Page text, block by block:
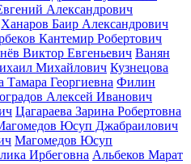
Александрович
Ханаров Баир Александрович
Кантемир Робертович
Виктор Евгеньевич Ванян
Михайлович Кузнецова
Тамара Георгиевна Филин
Алексей Иванович
Цагараева Зарина Робертовна
Юсуп Джабраилович
Магомедов Юсуп
Ирбеговна Альбеков Марат